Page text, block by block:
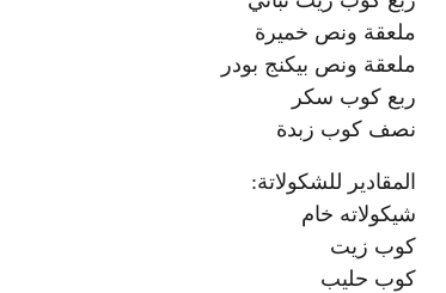
ملعقة ونص خميرة
ملعقة ونص بيكنج بودر
ربع كوب سكر
نصف كوب زبدة
المقادير للشكولاتة:
شيكولاته خام
كوب زيت
كوب حليب